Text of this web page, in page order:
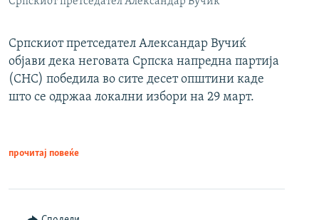
Српскиот претседател Александар Вучиќ
објави дека неговата Српска напредна партија
(СНС) победила во сите десет општини каде
што се одржаа локални избори на 29 март.
прочитај повеќе